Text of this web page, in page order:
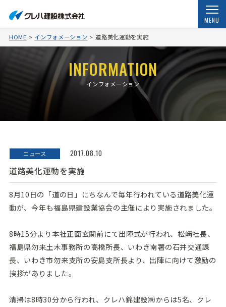
MENU
HOME インフォメーション 道路美化運動を実施
INFORMATION
インフォメーション
ニュース 2017.08.10
道路美化運動を実施
8月10日の「道の日」にちなんで毎年行われている道路美化運
動が、今年も福島県建設業協会の主催により実施されました。
8時15分より本社正面玄関前にて出陣式が行われ、松﨑社長、
福島県勿来土木事務所の高橋所長、いわき南署の石井交通課
長、いわき市勿来支所の安島支所長より、出陣に向けて激励の
挨拶がありました。
清掃は8時30分から行われ、クレハ錦建設㈱からは5名、クレ